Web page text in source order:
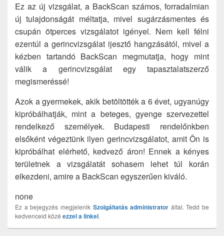
Ez az új vizsgálat, a BackScan számos, forradalmian
új tulajdonságát méltatja, mivel sugárzásmentes és
csupán ötperces vizsgálatot igényel. Nem kell félni
ezentúl a gerincvizsgálat ijesztő hangzásától, mivel a
kézben tartandó BackScan megmutatja, hogy mint
válik a gerincvizsgálat egy tapasztalatszerző
megismeréssé!
Azok a gyermekek, akik betöltötték a 6 évet, ugyanúgy
kipróbálhatják, mint a beteges, gyenge szervezettel
rendelkező személyek. Budapesti rendelőnkben
elsőként végeztünk ilyen gerincvizsgálatot, amit Ön is
kipróbálhat elérhető, kedvező áron! Ennek a kényes
területnek a vizsgálatát sohasem lehet túl korán
elkezdeni, amire a BackScan egyszerűen kiváló.
none
Ez a bejegyzés megjelenik Szolgáltatás administrator által. Tedd be
kedvenceid közé ezzel a linkel.